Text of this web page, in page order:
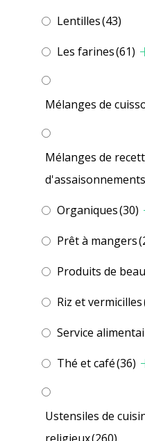
Lentilles(43)
Les farines(61)
Mélanges de
Mélanges de
d'assaisonnements
Organiques(30)
Prêt à mangers
Produits de
Riz et vermicilles
Service
Thé et café(36)
Ustensiles de